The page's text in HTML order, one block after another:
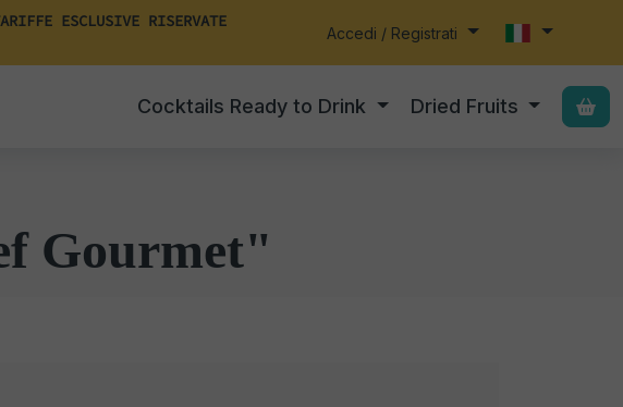
ESCLUSIVE RISERVATE
Accedi / Registrati
Cocktails Ready to Drink Dried Fruits
Gourmet"